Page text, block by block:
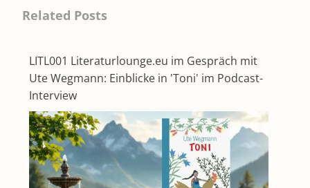
Related Posts
LITL001 Literaturlounge.eu im Gespräch mit
Ute Wegmann: Einblicke in 'Toni' im Podcast-
Interview